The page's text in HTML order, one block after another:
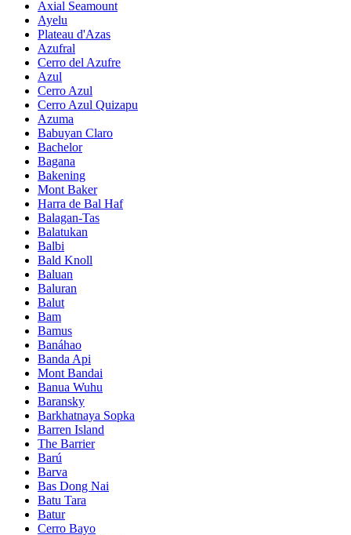
Axial Seamount
Ayelu
Plateau d'Azas
Azufral
Cerro del Azufre
Azul
Cerro Azul
Cerro Azul Quizapu
Azuma
Babuyan Claro
Bachelor
Bagana
Bakening
Mont Baker
Harra de Bal Haf
Balagan-Tas
Balatukan
Balbi
Bald Knoll
Baluan
Baluran
Balut
Bam
Bamus
Banáhao
Banda Api
Mont Bandai
Banua Wuhu
Baransky
Barkhatnaya Sopka
Barren Island
The Barrier
Barú
Barva
Bas Dong Nai
Batu Tara
Batur
Cerro Bayo